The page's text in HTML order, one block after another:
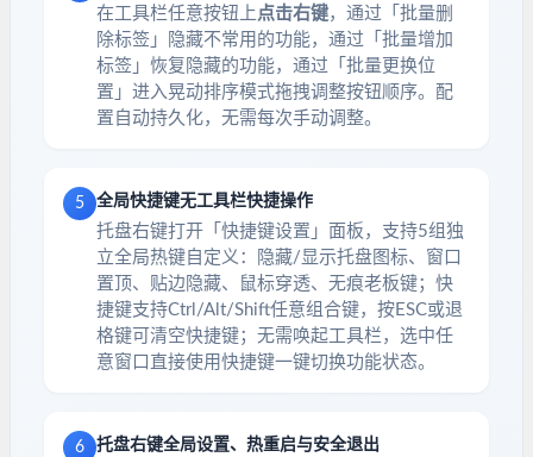
在工具栏任意按钮上点击右键，通过「批量删
除标签」隐藏不常用的功能，通过「批量增加
标签」恢复隐藏的功能，通过「批量更换位
置」进入晃动排序模式拖拽调整按钮顺序。配
置自动持久化，无需每次手动调整。
5 全局快捷键无工具栏快捷操作
托盘右键打开「快捷键设置」面板，支持5组独
立全局热键自定义：隐藏/显示托盘图标、窗口
置顶、贴边隐藏、鼠标穿透、无痕老板键；快
捷键支持Ctrl/Alt/Shift任意组合键，按ESC或退
格键可清空快捷键；无需唤起工具栏，选中任
意窗口直接使用快捷键一键切换功能状态。
6 托盘右键全局设置、热重启与安全退出